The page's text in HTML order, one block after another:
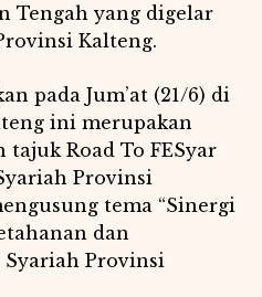
Tengah yang digelar
Kalteng.
pada Jum’at (21/6) di
ini merupakan
Road To FESyar
Provinsi
tema “Sinergi
dan
Provinsi